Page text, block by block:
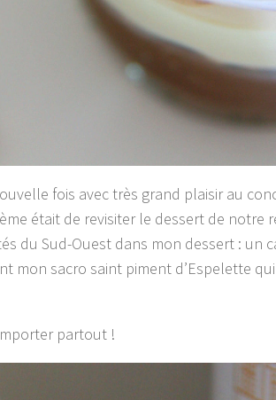
fois avec très grand plaisir au
était de revisiter le dessert de notre
du Sud-Ouest dans mon dessert : un
mon sacro saint piment d’Espelette
partout !